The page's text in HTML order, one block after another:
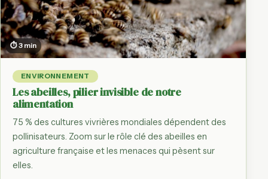
⏱ 3 min
ENVIRONNEMENT
Les abeilles, pilier invisible de notre
alimentation
75 % des cultures vivrières mondiales dépendent des
pollinisateurs. Zoom sur le rôle clé des abeilles en
agriculture française et les menaces qui pèsent sur
elles.